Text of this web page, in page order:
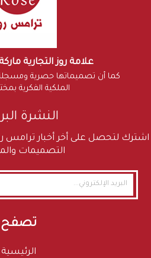
علامة روز التجارية
كما أن تصميماتها حصرية
الملكية الفكرية
النشرة
اشترك لتحصل على أخر أخبار ترامس
التصميمات
تصفح
الرئيسية